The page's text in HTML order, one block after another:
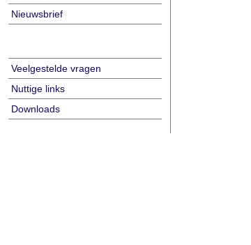
Nieuwsbrief
Veelgestelde vragen
Nuttige links
Downloads